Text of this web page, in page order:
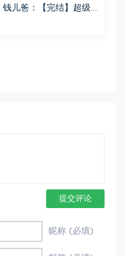
钱儿爸：【完结】超级
提交评论
昵称 (必填)